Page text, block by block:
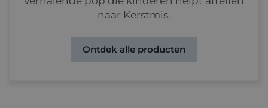
naar Kerstmis.
Ontdek alle producten